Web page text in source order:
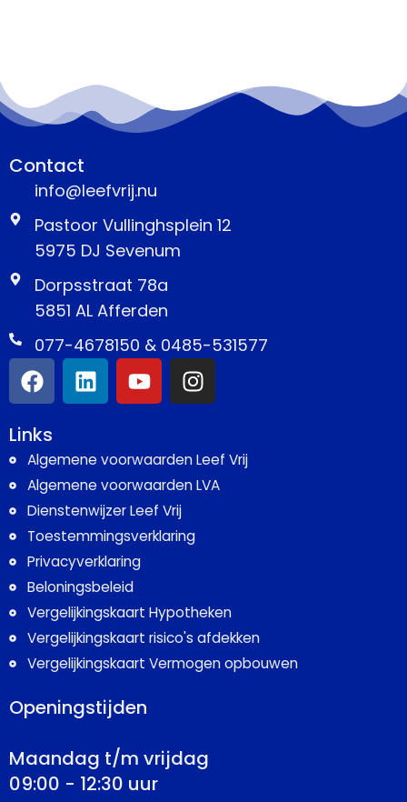
Contact
info@leefvrij.nu
Pastoor Vullinghsplein 12
5975 DJ Sevenum
Dorpsstraat 78a
5851 AL Afferden
077-4678150 & 0485-531577
Links
Algemene voorwaarden Leef Vrij
Algemene voorwaarden LVA
Dienstenwijzer Leef Vrij
Toestemmingsverklaring
Privacyverklaring
Beloningsbeleid
Vergelijkingskaart Hypotheken
Vergelijkingskaart risico's afdekken
Vergelijkingskaart Vermogen opbouwen
Openingstijden
Maandag t/m vrijdag
09:00 - 12:30 uur